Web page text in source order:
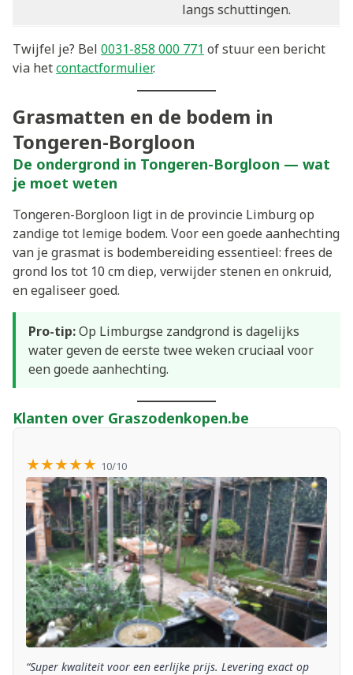
langs schuttingen.
Twijfel je? Bel 0031-858 000 771 of stuur een bericht
via hetcontactformulier.
Grasmatten en de bodem in
Tongeren-Borgloon
De ondergrond in Tongeren-Borgloon — wat
je moet weten
Tongeren-Borgloon ligt in de provincie Limburg op
zandige tot lemige bodem. Voor een goede aanhechting
van je grasmat is bodembereiding essentieel: frees de
grond los tot 10 cm diep, verwijder stenen en onkruid,
en egaliseer goed.
Pro-tip:Op Limburgse zandgrond is dagelijks
water geven de eerste twee weken cruciaal voor
een goede aanhechting.
Klanten over Graszodenkopen.be
★★★★★ 10/10
“Super kwaliteit voor een eerlijke prijs. Levering exact op